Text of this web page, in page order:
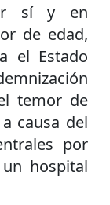
sí y en
de edad,
el Estado
temor de
causa del
por
hospital